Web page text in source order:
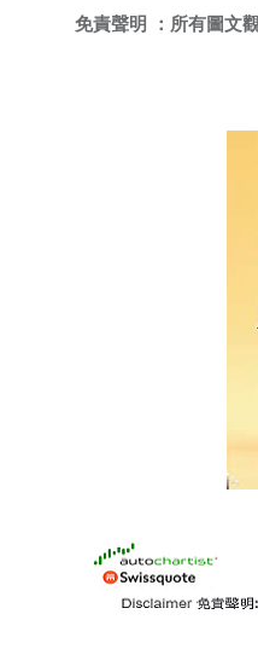
免責聲明 ：所有圖文